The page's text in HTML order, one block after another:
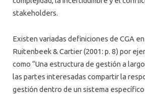
stakeholders.
Existen variadas definiciones de CGA
Ruitenbeek & Cartier (2001: p. 8) por
como “Una estructura de gestión a
las partes interesadas compartir la
gestión dentro de un sistema